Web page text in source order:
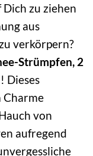
zu ziehen
aus
verkörpern?
Strümpfen, 2
Dieses
Charme
von
aufregend